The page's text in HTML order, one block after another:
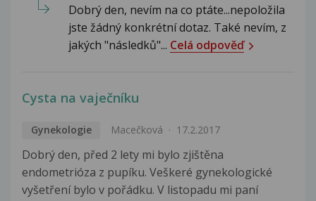
Dobrý den, nevím na co ptáte...nepoložila
jste žádný konkrétní dotaz. Také nevím, z
jakých "následků"... Celá odpověď
Cysta na vaječníku
Gynekologie Macečková 17.2.2017
Dobrý den, před 2 lety mi bylo zjištěna
endometrióza z pupíku. Veškeré gynekologické
vyšetření bylo v pořádku. V listopadu mi paní